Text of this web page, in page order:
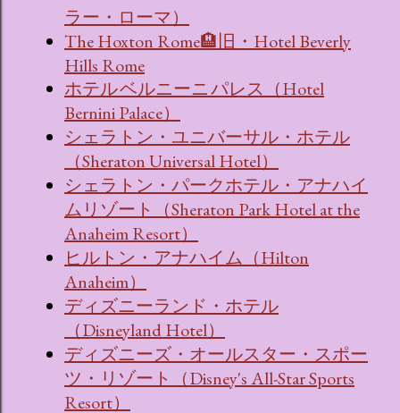
ラー・ローマ）
The Hoxton Rome🏨旧・Hotel Beverly
Hills Rome
ホテル ベルニーニ パレス（Hotel
Bernini Palace）
シェラトン・ユニバーサル・ホテル
（Sheraton Universal Hotel）
シェラトン・パークホテル・アナハイ
ムリゾート（Sheraton Park Hotel at the
Anaheim Resort）
ヒルトン・アナハイム（Hilton
Anaheim）
ディズニーランド・ホテル
（Disneyland Hotel）
ディズニーズ・オールスター・スポー
ツ・リゾート（Disney's All-Star Sports
Resort）